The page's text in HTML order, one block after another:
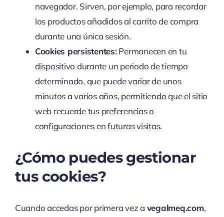
navegador. Sirven, por ejemplo, para recordar
los productos añadidos al carrito de compra
durante una única sesión.
Cookies persistentes:Permanecen en tu
dispositivo durante un periodo de tiempo
determinado, que puede variar de unos
minutos a varios años, permitiendo que el sitio
web recuerde tus preferencias o
configuraciones en futuras visitas.
¿Cómo puedes gestionar
tus cookies?
Cuando accedas por primera vez a vegalmeq.com,